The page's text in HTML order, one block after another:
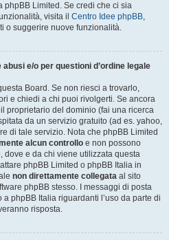
phpBB Limited. Se credi che ci sia
visita il Centro Idee phpBB,
o suggerire nuove funzionalità.
e/o per questioni d’ordine legale
Board. Se non riesci a trovarlo,
e chiedi a chi puoi rivolgerti. Se ancora
proprietario del dominio (fai una ricerca
da un servizio gratuito (ad es. yahoo,
di tale servizio. Nota che phpBB Limited
alcun controllo e non possono
dove e da chi viene utilizzata questa
phpBB Limited o phpBB Italia in
non direttamente collegata al sito
phpBB stesso. I messaggi di posta
phpBB Italia riguardanti l’uso da parte di
risposta.